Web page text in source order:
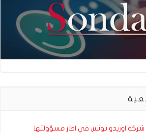
اوريدو تونس في اطار مسؤولتها